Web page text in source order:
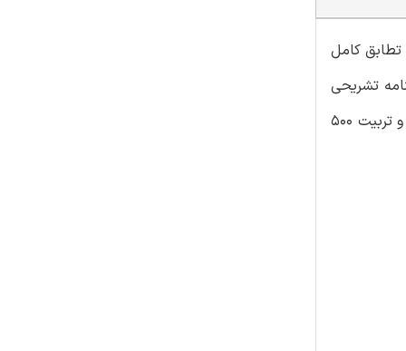
تطابق کامل
تشریحی
دقیق و جامع می باشد. امید است که این مجموعه سوال ها عاملی مهم برای آمادگی کامل شما عزیزان برای موفقیت در ازمون جذب و تربیت 500